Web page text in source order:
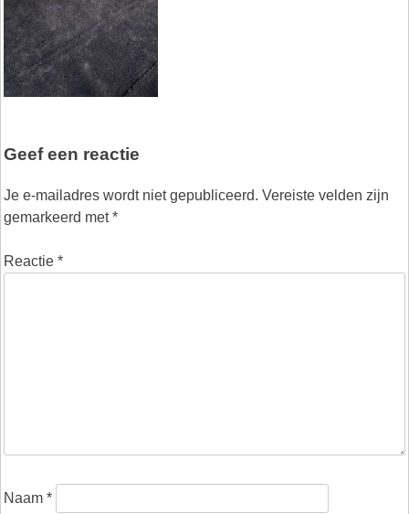
Geef een reactie
Je e-mailadres wordt niet gepubliceerd. Vereiste velden zijn
gemarkeerd met*
Reactie *
Naam *